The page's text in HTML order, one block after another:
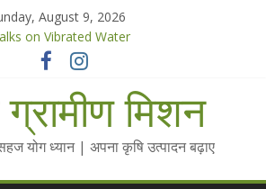
August 9, 2026
on Vibrated Water
प्रसार किट
@ 2025 for Sahaj Krishi Promotions
Ki Or Abhiyaan - 2025-26मिशन
सहज योग ध्यान | अपना कृषि उत्पादन बढ़ाए